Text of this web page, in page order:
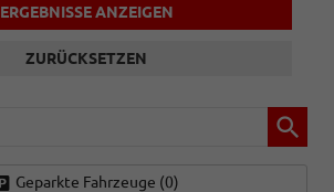
ERGEBNISSE ANZEIGEN
ZURÜCKSETZEN
Geparkte Fahrzeuge (0)